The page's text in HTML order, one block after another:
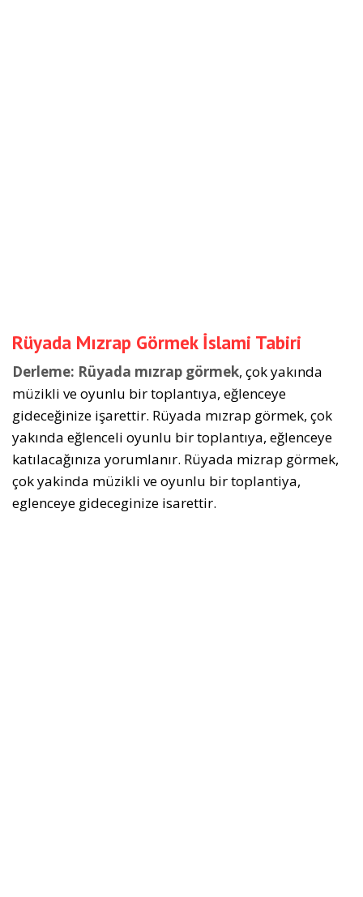
Rüyada Mızrap Görmek İslami Tabiri
Derleme: Rüyada mızrap görmek, çok yakında
müzikli ve oyunlu bir toplantıya, eğlenceye
gideceğinize işarettir. Rüyada mızrap görmek, çok
yakında eğlenceli oyunlu bir toplantıya, eğlenceye
katılacağınıza yorumlanır. Rüyada mizrap görmek,
çok yakinda müzikli ve oyunlu bir toplantiya,
eglenceye gideceginize isarettir.